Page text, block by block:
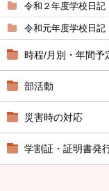
令和２年度学校日記
令和元年度学校日記
時程/月別・年間予
部活動
災害時の対応
学割証・証明書発